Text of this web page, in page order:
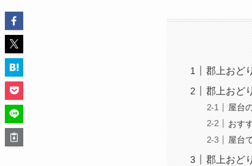
郡上おど
郡上おど
屋台
おす
屋台
郡上おど